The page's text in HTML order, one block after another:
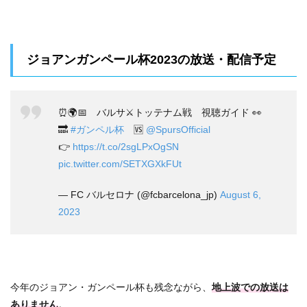
ジョアンガンペール杯2023の放送・配信予定
⏰🌍📅 バルサ⚔トッテナム戦 視聴ガイド 👀
🔜 #ガンペル杯 🆚 @SpursOfficial
👉 https://t.co/2sgLPxOgSN
pic.twitter.com/SETXGXkFUt
— FC バルセロナ (@fcbarcelona_jp) August 6,
2023
今年のジョアン・ガンペール杯も残念ながら、 地上波での放送は
ありません。